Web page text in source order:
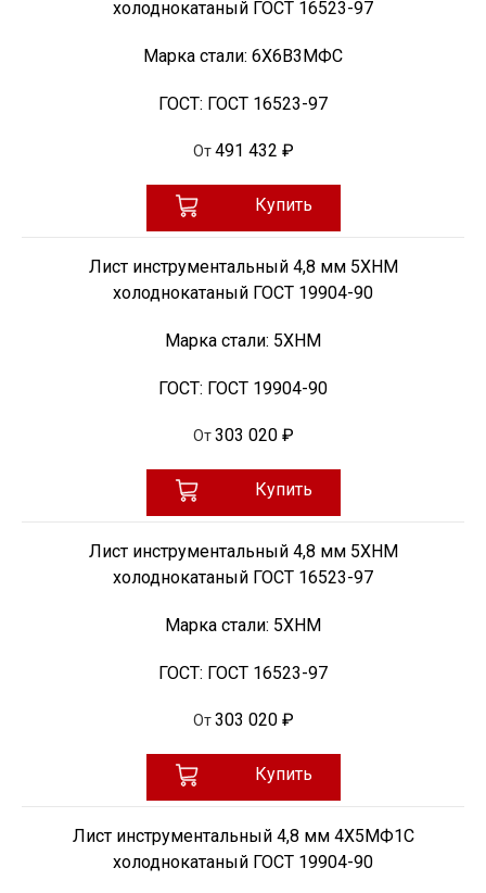
холоднокатаный ГОСТ 16523-97
Марка стали: 6Х6В3МФС
ГОСТ: ГОСТ 16523-97
От 491 432 ₽
Купить
Лист инструментальный 4,8 мм 5ХНМ
холоднокатаный ГОСТ 19904-90
Марка стали: 5ХНМ
ГОСТ: ГОСТ 19904-90
От 303 020 ₽
Купить
Лист инструментальный 4,8 мм 5ХНМ
холоднокатаный ГОСТ 16523-97
Марка стали: 5ХНМ
ГОСТ: ГОСТ 16523-97
От 303 020 ₽
Купить
Лист инструментальный 4,8 мм 4Х5МФ1С
холоднокатаный ГОСТ 19904-90